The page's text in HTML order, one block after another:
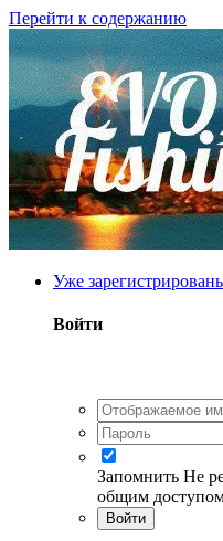
Перейти к содержанию
Уже
Войти
Запомнить Не
общим
Войти